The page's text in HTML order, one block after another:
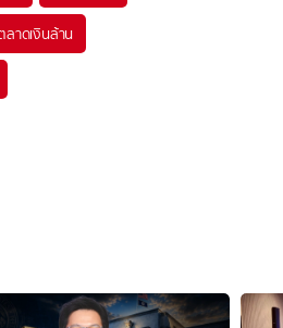
ลาดเงินล้าน